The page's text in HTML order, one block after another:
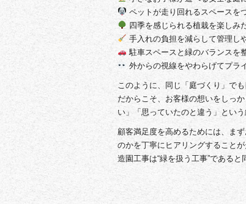
ペットが走り回れるスペースを
四季を感じられる植栽を楽しみ
手入れの負担を減らして管理し
駐車スペースと緑のバランスを
外からの視線をやわらげてプラ
このように、同じ「庭づくり」でも
だからこそ、お客様の想いをしっ
い」「思っていたのと違う」という
顧客満足度を高めるためには、ま
のかを丁寧にヒアリングすることが
造園工事は“緑を扱う工事”である